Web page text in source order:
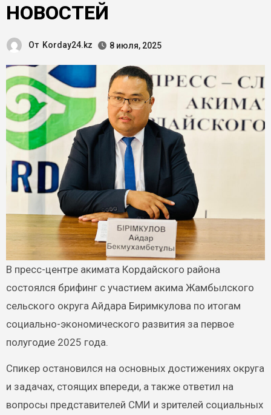
НОВОСТЕЙ
От Korday24.kz 8 июля, 2025
В пресс-центре акимата Кордайского района
состоялся брифинг с участием акима Жамбылского
сельского округа Айдара Биримкулова по итогам
социально-экономического развития за первое
полугодие 2025 года.
Спикер остановился на основных достижениях округа
и задачах, стоящих впереди, а также ответил на
вопросы представителей СМИ и зрителей социальных